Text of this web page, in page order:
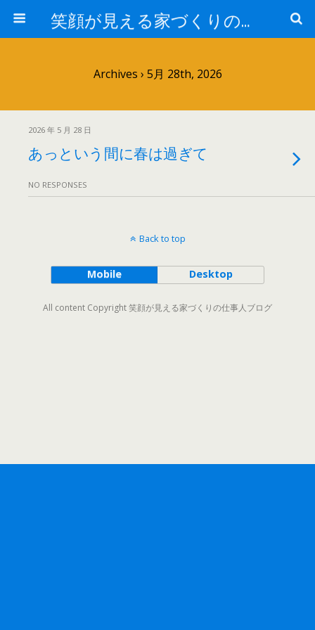
笑顔が見える家づくりの仕事人ブログ
Archives › 5月 28th, 2026
2026 年 5 月 28 日
あっという間に春は過ぎて
NO RESPONSES
Back to top
Mobile Desktop
All content Copyright 笑顔が見える家づくりの仕事人ブログ